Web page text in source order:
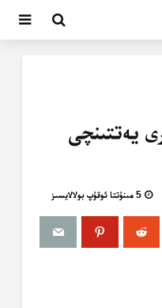
يەتتىنچى
5 مىنۇتتا ئوقۇپ بولالايسىز